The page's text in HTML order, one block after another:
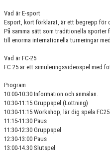
Vad är E-sport
Esport, kort förklarat, är ett begrepp för
På samma sätt som traditionella sporter
till enorma internationella turneringar
Vad är FC-25
FC 25 är ett simuleringsvideospel med
Program
10:00-10:30 Information och anmälan.
10:30-11:15 Gruppspel (Lottning)
10:30-11:15 Workshop, lär dig spela
11:15-11:30 Paus
11:30-12:30 Gruppspel
12:30-13:00 Paus
13:00-14.30 Slutspel